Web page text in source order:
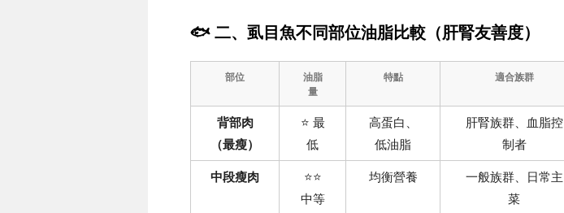
🐟 二、虱目魚不同部位油脂比較（肝腎友善度）
部位
油脂
量
特點 適合族群
背部肉
（最瘦）
⭐ 最
低
高蛋白、
低油脂
肝腎族群、血脂控
制者
中段瘦肉
⭐⭐
中等
均衡營養
一般族群、日常主
菜